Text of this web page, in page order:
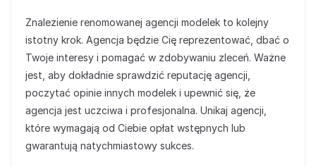
Znalezienie renomowanej agencji modelek to kolejny
istotny krok. Agencja będzie Cię reprezentować, dbać o
Twoje interesy i pomagać w zdobywaniu zleceń. Ważne
jest, aby dokładnie sprawdzić reputację agencji,
poczytać opinie innych modelek i upewnić się, że
agencja jest uczciwa i profesjonalna. Unikaj agencji,
które wymagają od Ciebie opłat wstępnych lub
gwarantują natychmiastowy sukces.